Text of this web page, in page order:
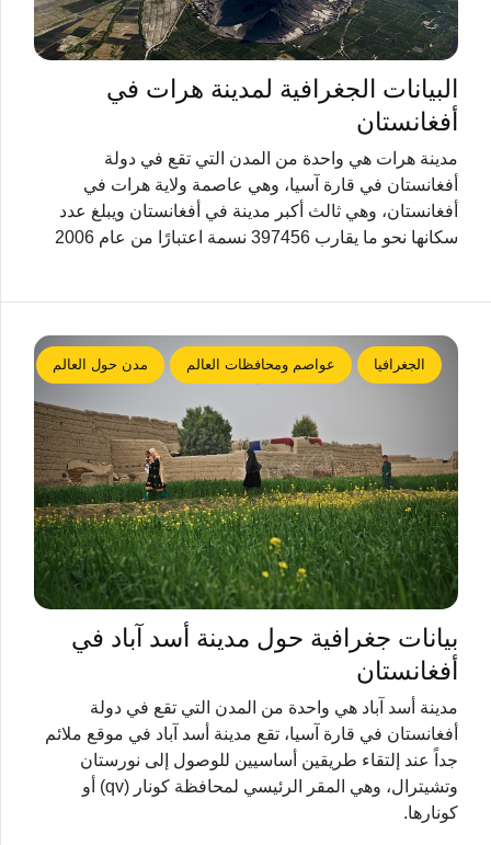
البيانات الجغرافية لمدينة هرات في
أفغانستان
مدينة هرات هي واحدة من المدن التي تقع في دولة
أفغانستان في قارة آسيا، وهي عاصمة ولاية هرات في
أفغانستان، وهي ثالث أكبر مدينة في أفغانستان ويبلغ عدد
سكانها نحو ما يقارب 397456 نسمة اعتبارًا من عام 2006
الجغرافيا عواصم ومحافظات العالم مدن حول العالم
بيانات جغرافية حول مدينة أسد آباد في
أفغانستان
مدينة أسد آباد هي واحدة من المدن التي تقع في دولة
أفغانستان في قارة آسيا، تقع مدينة أسد آباد في موقع ملائم
جداً عند إلتقاء طريقين أساسيين للوصول إلى نورستان
وتشيترال، وهي المقر الرئيسي لمحافظة كونار (qv) أو
كونارها.